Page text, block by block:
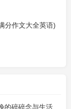
分作文大全英语)
的碎碎念与生活